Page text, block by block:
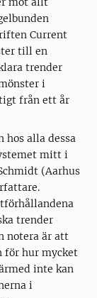
Current
till en
trender
i
från ett år
hos alla dessa
mitt i
(Aarhus
trender
notera är att
för hur mycket
inte kan
i